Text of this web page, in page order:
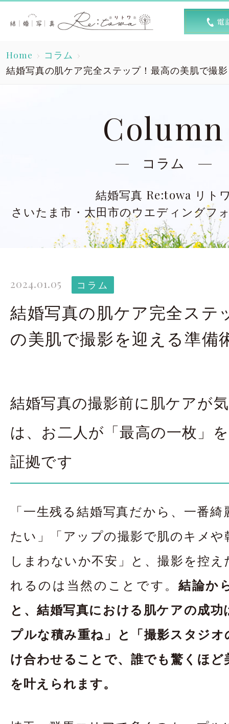
トップ
Top
洋装スタジオ
和装スタジオ
Kimono studio
太田店ギャラリー 大宮
ドレス＆着物
LINEで予約・相
来店のご予約
アクセス
Home
コラム
結婚写真の肌ケア完全ステップ！最高の美肌で撮
Column
コラム
結婚写真 Re:towa リト
さいたま市・太田市のウエディングフ
2024.01.05 コラム
結婚写真の肌ケア完全ステ
の美肌で撮影を迎える準備
結婚写真の撮影前に肌ケアが
は、お二人が「最高の一枚」
証拠です
「一生残る結婚写真だから、一番
たい」「アップの撮影で肌のキメや
しまわないか不安」と、撮影を控
れるのは当然のことです。 結論か
と、結婚写真における肌ケアの成
プルな積み重ね」と「撮影スタジオ
け合わせることで、誰でも驚くほど
を叶えられます。